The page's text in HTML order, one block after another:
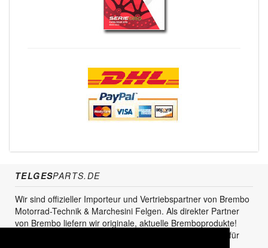
TELGESPARTS.DE
Wir sind offizieller Importeur und Vertriebspartner von Brembo
Motorrad-Technik & Marchesini Felgen. Als direkter Partner
von Brembo liefern wir originale, aktuelle Bremboprodukte!
Unser Service steht sowohl für den Endkunden als auch für